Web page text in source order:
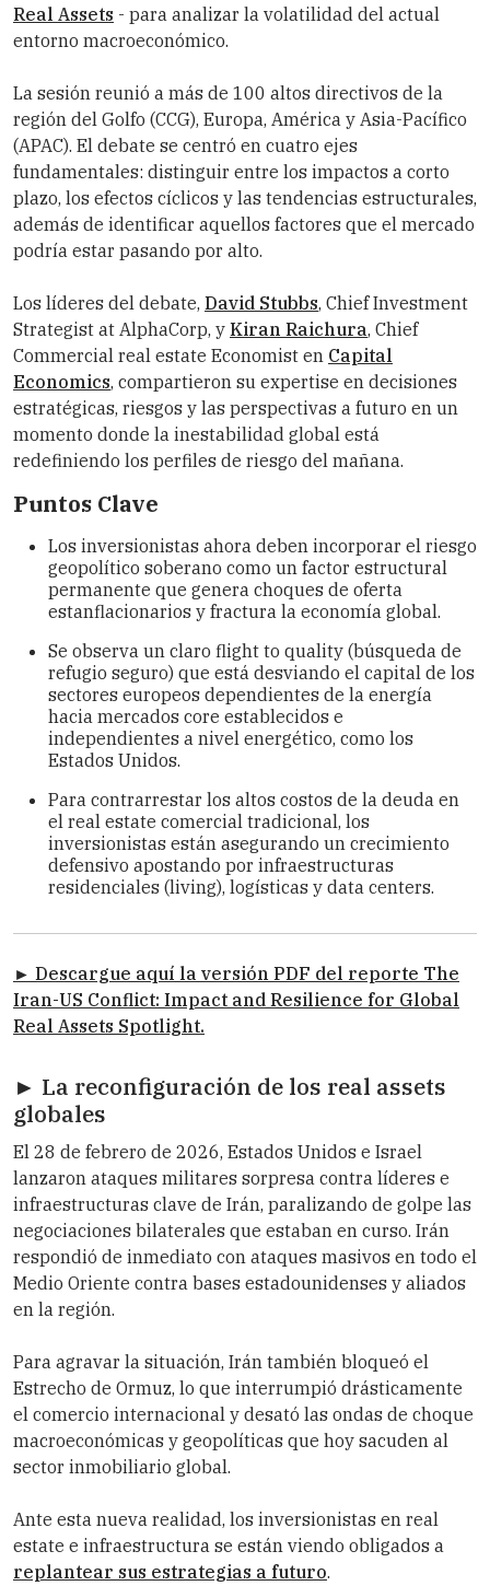
Real Assets - para analizar la volatilidad del actual
entorno macroeconómico.
La sesión reunió a más de 100 altos directivos de la
región del Golfo (CCG), Europa, América y Asia-Pacífico
(APAC). El debate se centró en cuatro ejes
fundamentales: distinguir entre los impactos a corto
plazo, los efectos cíclicos y las tendencias estructurales,
además de identificar aquellos factores que el mercado
podría estar pasando por alto.
Los líderes del debate, David Stubbs, Chief Investment
Strategist at AlphaCorp, y Kiran Raichura, Chief
Commercial real estate Economist en Capital
Economics, compartieron su expertise en decisiones
estratégicas, riesgos y las perspectivas a futuro en un
momento donde la inestabilidad global está
redefiniendo los perfiles de riesgo del mañana.
Puntos Clave
Los inversionistas ahora deben incorporar el riesgo
geopolítico soberano como un factor estructural
permanente que genera choques de oferta
estanflacionarios y fractura la economía global.
Se observa un claro flight to quality (búsqueda de
refugio seguro) que está desviando el capital de los
sectores europeos dependientes de la energía
hacia mercados core establecidos e
independientes a nivel energético, como los
Estados Unidos.
Para contrarrestar los altos costos de la deuda en
el real estate comercial tradicional, los
inversionistas están asegurando un crecimiento
defensivo apostando por infraestructuras
residenciales (living), logísticas y data centers.
► Descargue aquí la versión PDF del reporte The
Iran-US Conflict: Impact and Resilience for Global
Real Assets Spotlight.
► La reconfiguración de los real assets
globales
El 28 de febrero de 2026, Estados Unidos e Israel
lanzaron ataques militares sorpresa contra líderes e
infraestructuras clave de Irán, paralizando de golpe las
negociaciones bilaterales que estaban en curso. Irán
respondió de inmediato con ataques masivos en todo el
Medio Oriente contra bases estadounidenses y aliados
en la región.
Para agravar la situación, Irán también bloqueó el
Estrecho de Ormuz, lo que interrumpió drásticamente
el comercio internacional y desató las ondas de choque
macroeconómicas y geopolíticas que hoy sacuden al
sector inmobiliario global.
Ante esta nueva realidad, los inversionistas en real
estate e infraestructura se están viendo obligados a
replantear sus estrategias a futuro.